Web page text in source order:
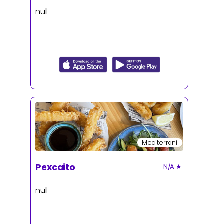
null
Mediterrani
Pexcaito N/A ★
null